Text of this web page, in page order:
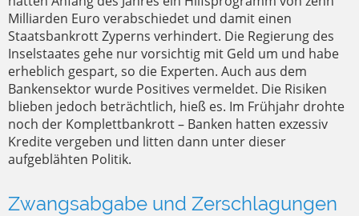
Milliarden Euro verabschiedet und damit einen
Staatsbankrott Zyperns verhindert. Die Regierung des
Inselstaates gehe nur vorsichtig mit Geld um und habe
erheblich gespart, so die Experten. Auch aus dem
Bankensektor wurde Positives vermeldet. Die Risiken
blieben jedoch beträchtlich, hieß es. Im Frühjahr drohte
noch der Komplettbankrott – Banken hatten exzessiv
Kredite vergeben und litten dann unter dieser
aufgeblähten Politik.
Zwangsabgabe und Zerschlagungen